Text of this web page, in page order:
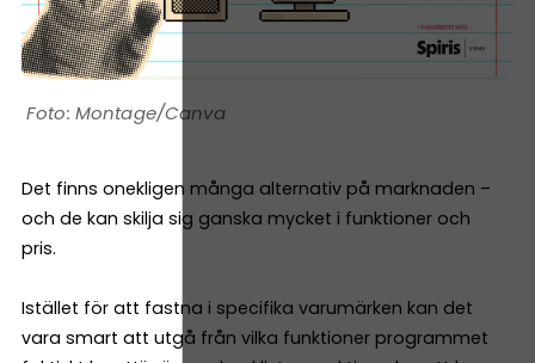
Montage/Canva
Det finns onekligen många alternativ på marknaden –
och de kan skilja sig ganska mycket i funktioner och
pris.
Istället för att fastna i specifika varumärken kan det
vara smart att utgå från vilka funktioner programmet